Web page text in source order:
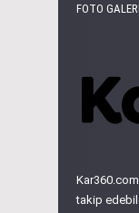
FOTO GALERI
takip